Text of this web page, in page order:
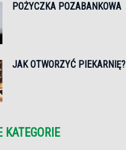
POŻYCZKA POZABANKOWA
JAK OTWORZYĆ PIEKARNIĘ?
KATEGORIE